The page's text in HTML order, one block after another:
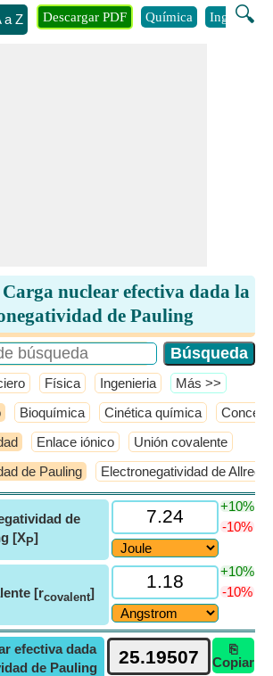
a Z 🔍
Descargar PDF Química Ingenieria
nuclear efectiva dada la
de Pauling
Física Ingenieria ​Más >>
Bioquímica Cinética química
Enlace iónico Unión covalente
de Pauling Electronegatividad de Allred
de
[XP]
+10%
-10%
[rcovalent]
+10%
-10%
efectiva dada
de Pauling
⎘
Copiar